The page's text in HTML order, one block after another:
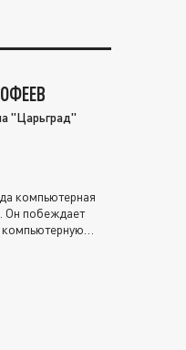
"Царьград"
компьютерная
Он побеждает
компьютерную